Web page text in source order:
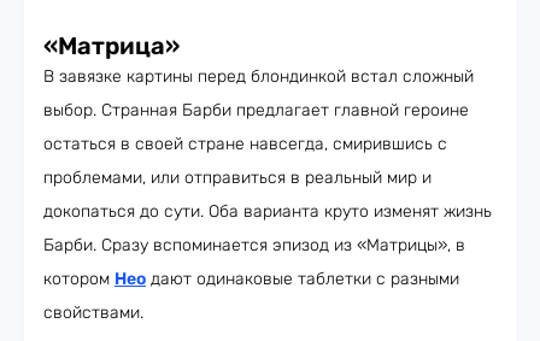
«Матрица»
В завязке картины перед блондинкой встал сложный
выбор. Странная Барби предлагает главной героине
остаться в своей стране навсегда, смирившись с
проблемами, или отправиться в реальный мир и
докопаться до сути. Оба варианта круто изменят жизнь
Барби. Сразу вспоминается эпизод из «Матрицы», в
котором Нео дают одинаковые таблетки с разными
свойствами.